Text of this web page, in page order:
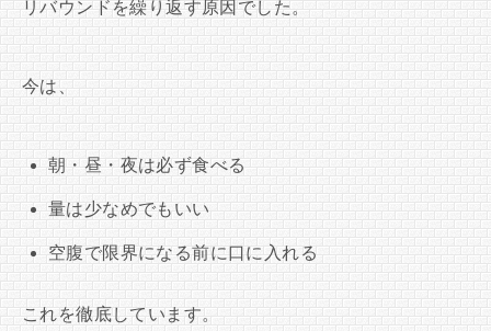
リバウンドを繰り返す原因でした。
今は、
朝・昼・夜は必ず食べる
量は少なめでもいい
空腹で限界になる前に口に入れる
これを徹底しています。